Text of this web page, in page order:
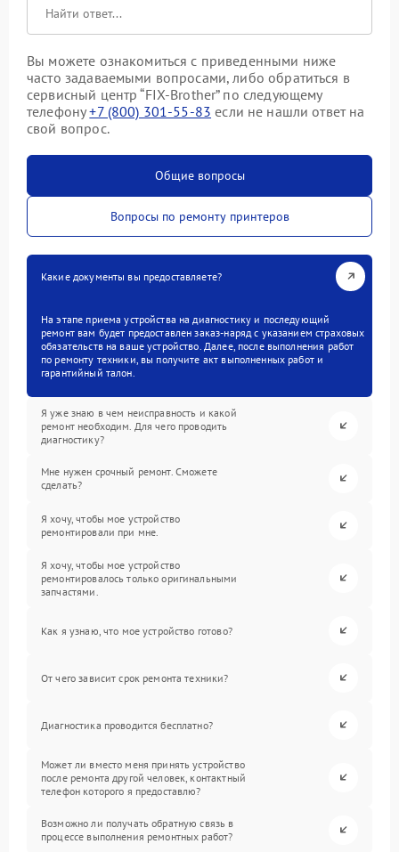
Вы можете ознакомиться с приведенными ниже
часто задаваемыми вопросами, либо обратиться в
сервисный центр “FIX-Brother” по следующему
телефону+7 (800) 301-55-83 если не нашли ответ на
свой вопрос.
Общие вопросы
Вопросы по ремонту принтеров
Какие документы вы предоставляете?
На этапе приема устройства на диагностику и последующий
ремонт вам будет предоставлен заказ-наряд с указанием страховых
обязательств на ваше устройство. Далее, после выполнения работ
по ремонту техники, вы получите акт выполненных работ и
гарантийный талон.
Я уже знаю в чем неисправность и какой
ремонт необходим. Для чего проводить
диагностику?
Мне нужен срочный ремонт. Сможете
сделать?
Я хочу, чтобы мое устройство
ремонтировали при мне.
Я хочу, чтобы мое устройство
ремонтировалось только оригинальными
запчастями.
Как я узнаю, что мое устройство готово?
От чего зависит срок ремонта техники?
Диагностика проводится бесплатно?
Может ли вместо меня принять устройство
после ремонта другой человек, контактный
телефон которого я предоставлю?
Возможно ли получать обратную связь в
процессе выполнения ремонтных работ?